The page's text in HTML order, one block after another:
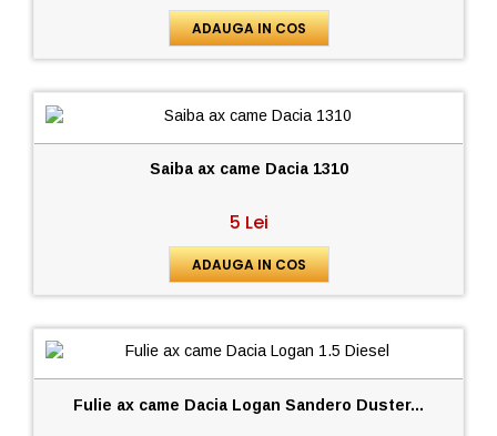
ADAUGA IN COS
Saiba ax came Dacia 1310
5 Lei
ADAUGA IN COS
Fulie ax came Dacia Logan Sandero Duster...